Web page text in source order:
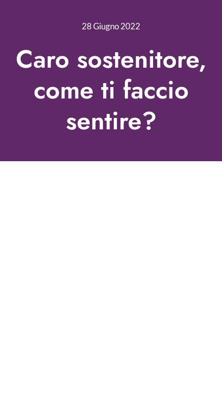
Nonprofit Blog
Libri
Fundraising Academy
Multimedia
Come contattarci
28 Giugno 2022
Caro sostenitore,
come ti faccio
sentire?